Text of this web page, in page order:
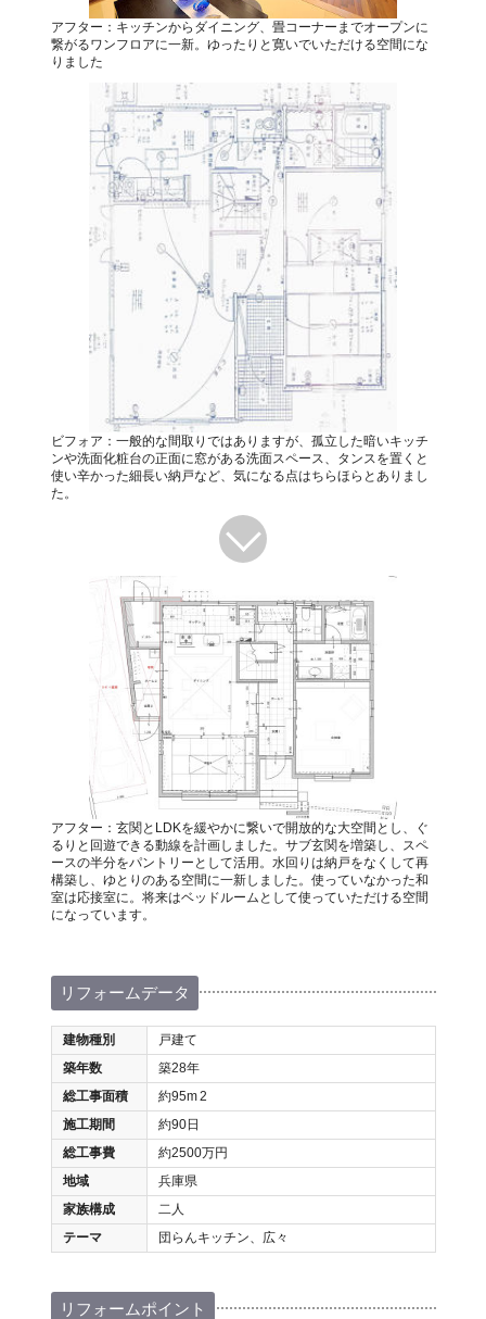
アフター：キッチンからダイニング、畳コーナーまでオープンに
繋がるワンフロアに一新。ゆったりと寛いでいただける空間にな
りました
ビフォア：一般的な間取りではありますが、孤立した暗いキッチ
ンや洗面化粧台の正面に窓がある洗面スペース、タンスを置くと
使い辛かった細長い納戸など、気になる点はちらほらとありまし
た。
アフター：玄関とLDKを緩やかに繋いで開放的な大空間とし、ぐ
るりと回遊できる動線を計画しました。サブ玄関を増築し、スペ
ースの半分をパントリーとして活用。水回りは納戸をなくして再
構築し、ゆとりのある空間に一新しました。使っていなかった和
室は応接室に。将来はベッドルームとして使っていただける空間
になっています。
リフォームデータ
建物種別
戸建て
築年数
築28年
総工事面積
約95m2
施工期間
約90日
総工事費
約2500万円
地域
兵庫県
家族構成
二人
テーマ
団らんキッチン、広々
リフォームポイント